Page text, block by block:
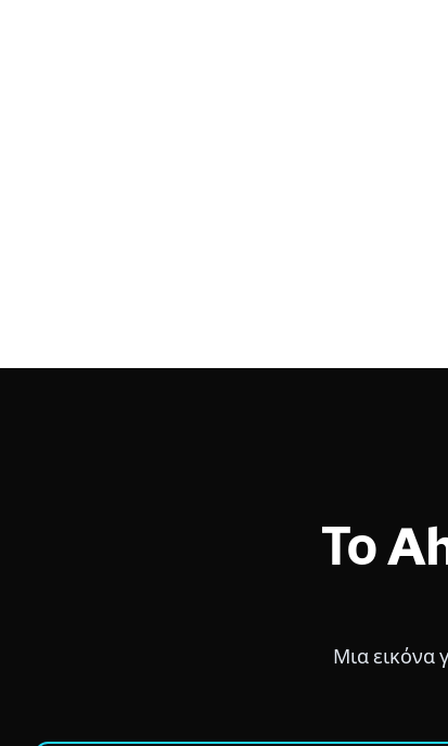
Το
Μια εικόνα